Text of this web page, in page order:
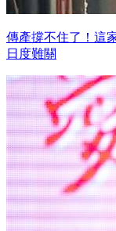
傳產撐不住了！這
日度難關